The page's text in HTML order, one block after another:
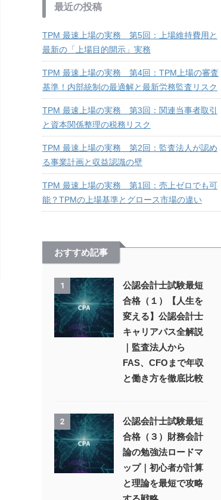
最近の投稿
TPM 最速上場の実務 第5回：上場維持費用と
最新の「上場目的開示」実務
TPM 最速上場の実務 第4回：TPM上場の審査
基準！内部統制の最適解と最新労務監査リスク
TPM 最速上場の実務 第3回：関連当事者取引
と資本関係整理の税務リスク
TPM 最速上場の実務 第2回：監査法人が認め
る事業計画と収益認識の壁
TPM 最速上場の実務 第1回：売上ゼロでも可
能？TPMの上場基準とグロース市場の違い
おすすめ記事
1
公認会計士試験最短
合格（１）【人生を
変える】公認会計士
キャリアパス全解説
｜監査法人から
FAS、CFOまで年収
と働き方を徹底比較
2
公認会計士試験最短
合格（３）財務会計
論の勉強法ロードマ
ップ｜初心者が計算
と理論を最短で攻略